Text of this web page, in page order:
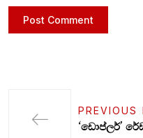
PREVIOUS
‘ඩොප්ලර්’